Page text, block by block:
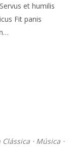
et humilis
Fit panis
Clássica ⋅ Música ⋅